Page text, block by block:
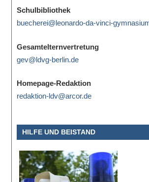
Schulbibliothek
buecherei@leonardo-da-vinci-
Gesamtelternvertretung
gev@ldvg-berlin.de
Homepage-Redaktion
redaktion-ldv@arcor.de
HILFE UND BEISTAND